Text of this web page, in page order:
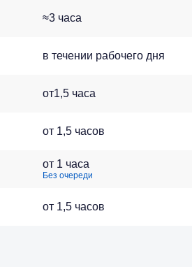
≈3 часа
в течении рабочего дня
от1,5 часа
от 1,5 часов
от 1 часа
Без очереди
от 1,5 часов